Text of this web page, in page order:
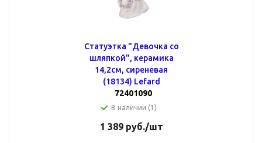
Статуэтка "Девочка со
шляпкой", керамика
14,2см, сиреневая
(18134) Lefard
72401090
В наличии (1)
1 389руб./шт